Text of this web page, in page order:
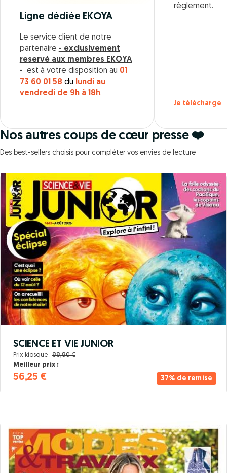
Ligne dédiée EKOYA
Le service client de notre
partenaire - exclusivement
reservé aux membres EKOYA
- est à votre disposition au 01
73 60 01 58 du
lundi au
vendredi de 9h à 18h.
règlement.
Je télécharge
Nos autres coups de cœur presse ❤️
Des best-sellers choisis pour compléter vos envies de lecture
37% de remise
SCIENCE ET VIE JUNIOR
Prix kiosque : 88,80 €
Meilleur prix :
56,25 €